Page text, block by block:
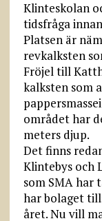
Klinteskolan
tidsfråga
Platsen är
revkalksten
Fröjel till
kalksten som
området har
meters djup.
Det finns
Klintebys och
som SMA har
har bolaget
året. Nu vill